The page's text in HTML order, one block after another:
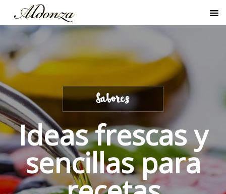
Sabores
Ideas frescas y
sencillas para